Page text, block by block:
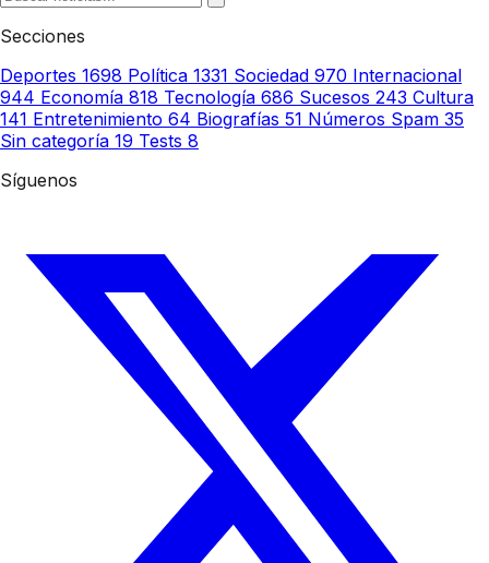
Secciones
Deportes 1698 Política 1331 Sociedad 970 Internacional
944 Economía 818 Tecnología 686 Sucesos 243 Cultura
141 Entretenimiento 64 Biografías 51 Números Spam 35
Sin categoría 19 Tests 8
Síguenos